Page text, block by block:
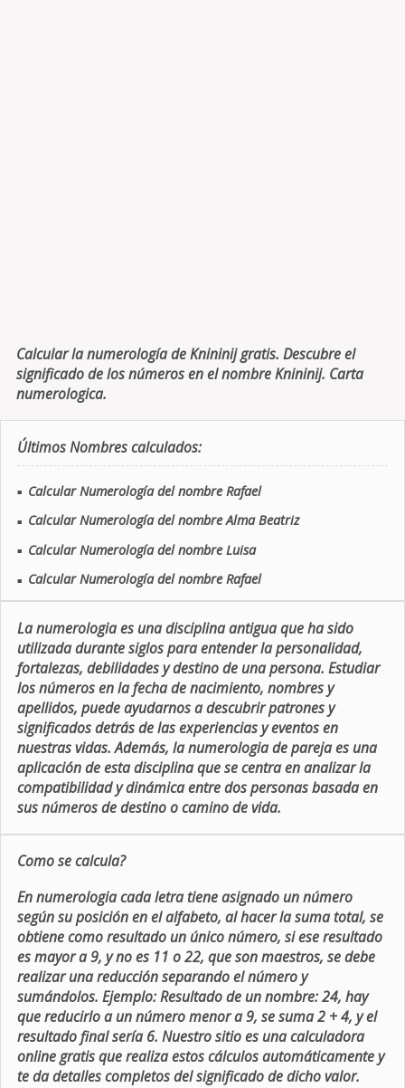
Calcular la numerología de Knininij gratis. Descubre el
significado de los números en el nombre Knininij. Carta
numerologica.
Últimos Nombres calculados:
■ Calcular Numerología del nombre Rafael
■ Calcular Numerología del nombre Alma Beatriz
■ Calcular Numerología del nombre Luisa
■ Calcular Numerología del nombre Rafael
La numerologia es una disciplina antigua que ha sido
utilizada durante siglos para entender la personalidad,
fortalezas, debilidades y destino de una persona. Estudiar
los números en la fecha de nacimiento, nombres y
apellidos, puede ayudarnos a descubrir patrones y
significados detrás de las experiencias y eventos en
nuestras vidas. Además, la numerologia de pareja es una
aplicación de esta disciplina que se centra en analizar la
compatibilidad y dinámica entre dos personas basada en
sus números de destino o camino de vida.
Como se calcula?
En numerologia cada letra tiene asignado un número
según su posición en el alfabeto, al hacer la suma total, se
obtiene como resultado un único número, si ese resultado
es mayor a 9, y no es 11 o 22, que son maestros, se debe
realizar una reducción separando el número y
sumándolos. Ejemplo: Resultado de un nombre: 24, hay
que reducirlo a un número menor a 9, se suma 2 + 4, y el
resultado final sería 6. Nuestro sitio es una calculadora
online gratis que realiza estos cálculos automáticamente y
te da detalles completos del significado de dicho valor.